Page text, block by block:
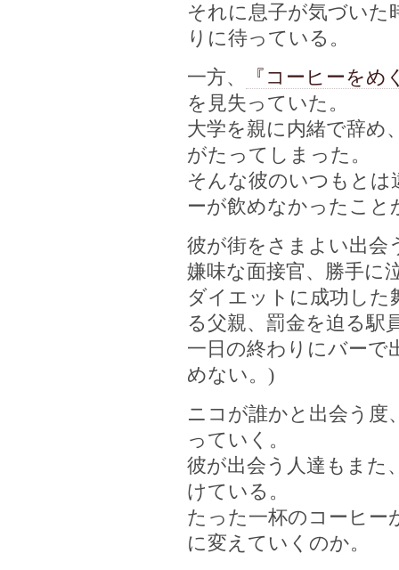
それに息子が気づいた
りに待っている。
一方、
『コーヒーをめ
を見失っていた。
大学を親に内緒で辞め
がたってしまった。
そんな彼のいつもとは
ーが飲めなかったこと
彼が街をさまよい出会
嫌味な面接官、勝手に
ダイエットに成功した
る父親、罰金を迫る駅
一日の終わりにバーで
めない。)
ニコが誰かと出会う度
っていく。
彼が出会う人達もまた
けている。
たった一杯のコーヒー
に変えていくのか。